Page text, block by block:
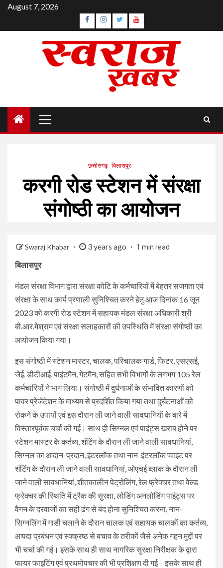
Skip
content
August 7, 2026
Facebook
Instagram
TwitterYouTube
Menu
छत्तीसगढ़ बिलासपुर
करगी रोड स्टेशन में संरक्षा
संगोष्ठी का आयोजन
Swaraj Khabar 3 years ago 1 min read
बिलासपुर
मंडल संरक्षा विभाग द्वारा संरक्षा कोटि के कर्मचारियों में बेहतर सजगता एवं
संरक्षा के साथ कार्य प्रणाली सुनिश्चित करने हेतु आज दिनांक 16 जून
2023 को करगी रोड स्टेशन में सहायक मंडल संरक्षा अधिकारी श्री
बी.आर.मेश्राम एवं संरक्षा सलाहकारों की उपस्थिति में संरक्षा संगोष्ठी का
आयोजन किया गया।
इस संगोष्ठी में स्टेशन मास्टर, चालक, परिचालक गार्ड, फिटर, एसएसई,
जेई, डीटीआई, पाइंटमैन, गेटमैन, सहित सभी विभागों के लगभग 105 रेल
कर्मचारियों ने भाग लिया। संगोष्ठी में दुर्घनाओं के संभावित कारणों को
पावर प्रेजेंटेशन के माध्यम से प्रदर्शित किया गया तथा दुर्घटनाओं को
रोकने के उपायों एवं इस दौरान ली जाने वाली सावधानियों के बारे में
विस्तारपूर्वक चर्चा की गई। साथ ही सिग्नल एवं पाइंट्स खराब होने पर
स्टेशन मास्टर के कर्तव्य, शंटिंग के दौरान ली जाने वाली सावधानियां,
सिग्नल का आदान-प्रदान, इंटरलॉक तथा नान-इंटरलॉक प्वाइंट पर
शंटिंग के दौरान ली जाने वाली सावधानियां, ओएचई ब्लाक के दौरान ली
जाने वाली सावधानियां, शीतकालीन पेट्रोलिंग, रेल फ्रेक्चर तथा वेल्ड
फ्रेक्चर की स्थिति में ट्रैक की सुरक्षा, लोडिंग अनलोडिंग पाइंट्स पर
वैगन के दरवाजों का सही ढंग से बंद होना सुनिश्चित करना, नान-
सिग्नलिंग में गाडी चलाने के दौरान चालक एवं सहायक चालकों का कर्तव्य,
आपदा प्रबंधन एवं स्क्क्रष्ठ से बचाव के तरीकों जैसे अनेक गहन मुद्दों पर
भी चर्चा की गई। इसके साथ ही साथ नागरिक सुरक्षा निरीक्षक के द्वारा
फायर फाइटिंग एवं प्रथमोपचार की भी प्रशिक्षण दी गई। इसके साथ ही